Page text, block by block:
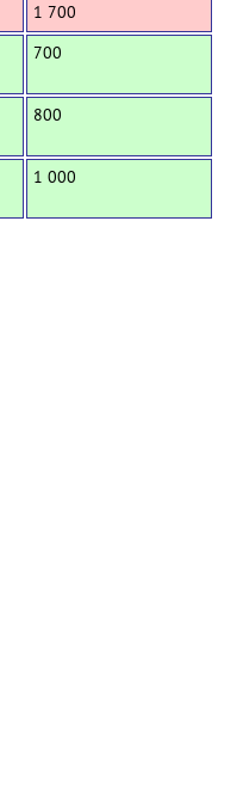
1 700
700
800
1 000